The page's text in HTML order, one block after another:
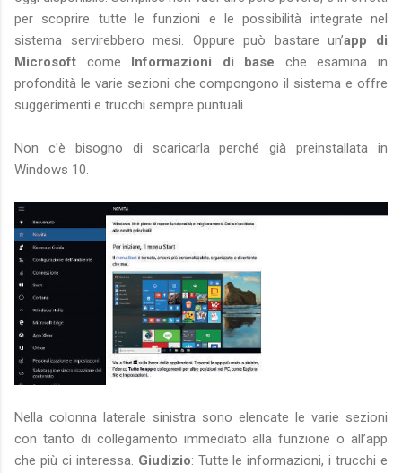
per scoprire tutte le funzioni e le possibilità integrate nel
sistema servirebbero mesi. Oppure può bastare un’app di
Microsoft come Informazioni di base che esamina in
profondità le varie sezioni che compongono il sistema e offre
suggerimenti e trucchi sempre puntuali.
Non c'è bisogno di scaricarla perché già preinstallata in
Windows 10.
Nella colonna laterale sinistra sono elencate le varie sezioni
con tanto di collegamento immediato alla funzione o all’app
che più ci interessa. Giudizio: Tutte le informazioni, i trucchi e